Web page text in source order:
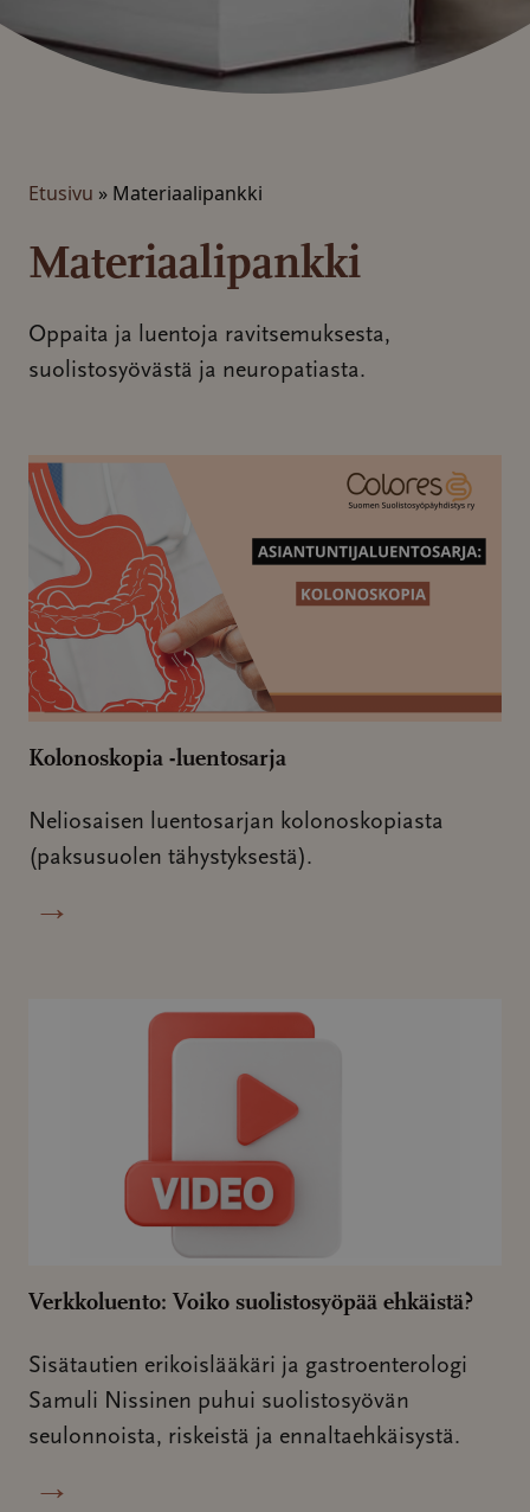
Etusivu » Materiaalipankki
Materiaalipankki
Oppaita ja luentoja ravitsemuksesta,
suolistosyövästä ja neuropatiasta.
Kolonoskopia -luentosarja
Neliosaisen luentosarjan kolonoskopiasta
(paksusuolen tähystyksestä).
→
Verkkoluento: Voiko suolistosyöpää ehkäistä?
Sisätautien erikoislääkäri ja gastroenterologi
Samuli Nissinen puhui suolistosyövän
seulonnoista, riskeistä ja ennaltaehkäisystä.
→